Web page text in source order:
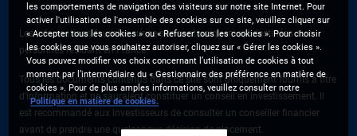
Les informations fournies sur ce site sont uniquement destinées aux
personnes résidant en France.
Tous les documents contenus dans ce site sont uniquement fournis à titre
d’information et ne sauraient constituer un conseil en investissement. Il
est recommandé aux investisseurs de consulter un conseiller financier
avant de prendre une quelconque décision de placement.
les comportements de navigation des visiteurs sur notre site Internet. Pour
activer l'utilisation de l'ensemble des cookies sur ce site, veuillez cliquer sur
« Accepter tous les cookies » ou « Refuser tous les cookies ». Pour choisir
les cookies que vous souhaitez autoriser, cliquez sur « Gérer les cookies ».
Vous pouvez modifier vos choix concernant l’utilisation de cookies à tout
moment par l’intermédiaire du « Gestionnaire des préférence en matière de
cookies ». Pour de plus amples informations, veuillez consulter notre
Politique en matière de cookies.